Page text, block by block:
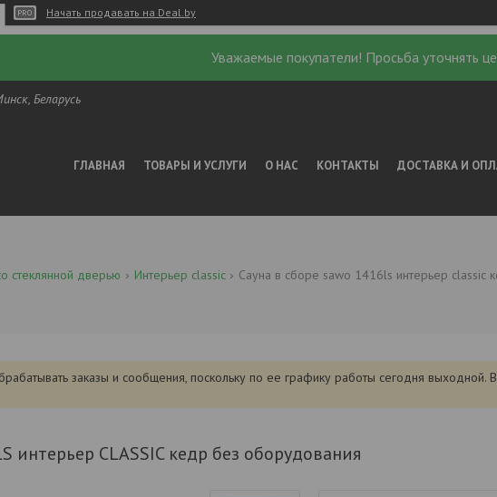
Начать продавать на Deal.by
Уважаемые покупатели! Просьба уточнять
Беларусь
ГЛАВНАЯ ТОВАРЫ И УСЛУГИ О НАС КОНТАКТЫ ДОСТАВКА И
стеклянной дверью Интерьер classic Сауна в сборе sawo 1416ls интерьер classic
заказы и сообщения, поскольку по ее графику работы сегодня
интерьер CLASSIC кедр без оборудования